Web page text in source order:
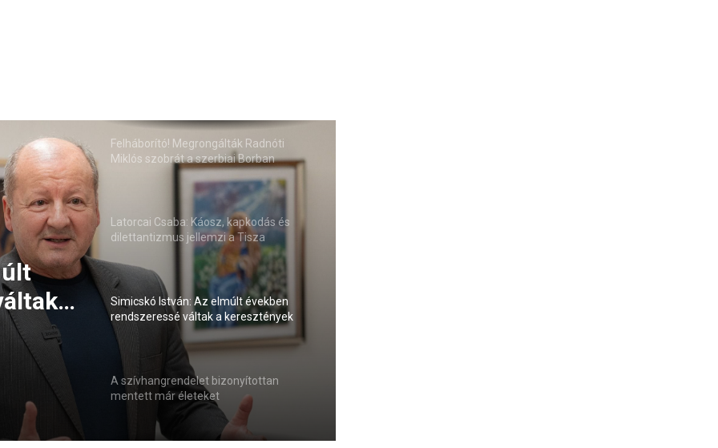
a
Felháborító! Megrongálták Radnóti
Miklós szobrát a szerbiai Borban
Latorcai Csaba: Káosz, kapkodás és
dilettantizmus jellemzi a Tisza
Simicskó István: Az elmúlt években
rendszeressé váltak a keresztények
elleni agresszív megnyilvánulások
A szívhangrendelet bizonyítottan
mentett már életeket